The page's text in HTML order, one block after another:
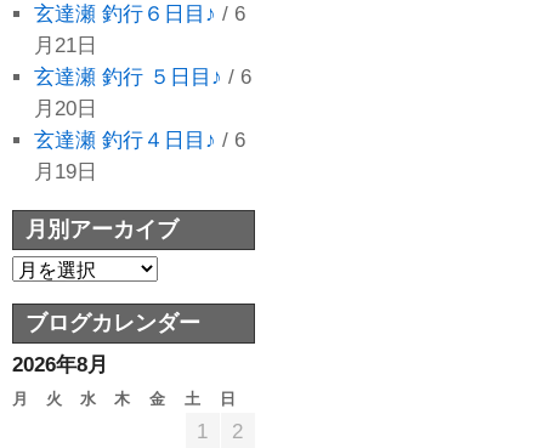
玄達瀬 釣行６日目♪ / 6
月21日
玄達瀬 釣行 ５日目♪ / 6
月20日
玄達瀬 釣行４日目♪ / 6
月19日
月別アーカイブ
ブログカレンダー
2026年8月
月 火 水 木 金 土 日
1
2